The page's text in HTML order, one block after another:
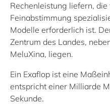
Rechenleistung liefern,
Feinabstimmung
Modelle erforderlich ist.
Zentrum des Landes,
MeluXina, liegen.
Ein Exaflop ist eine
entspricht einer Milliarde
Sekunde.